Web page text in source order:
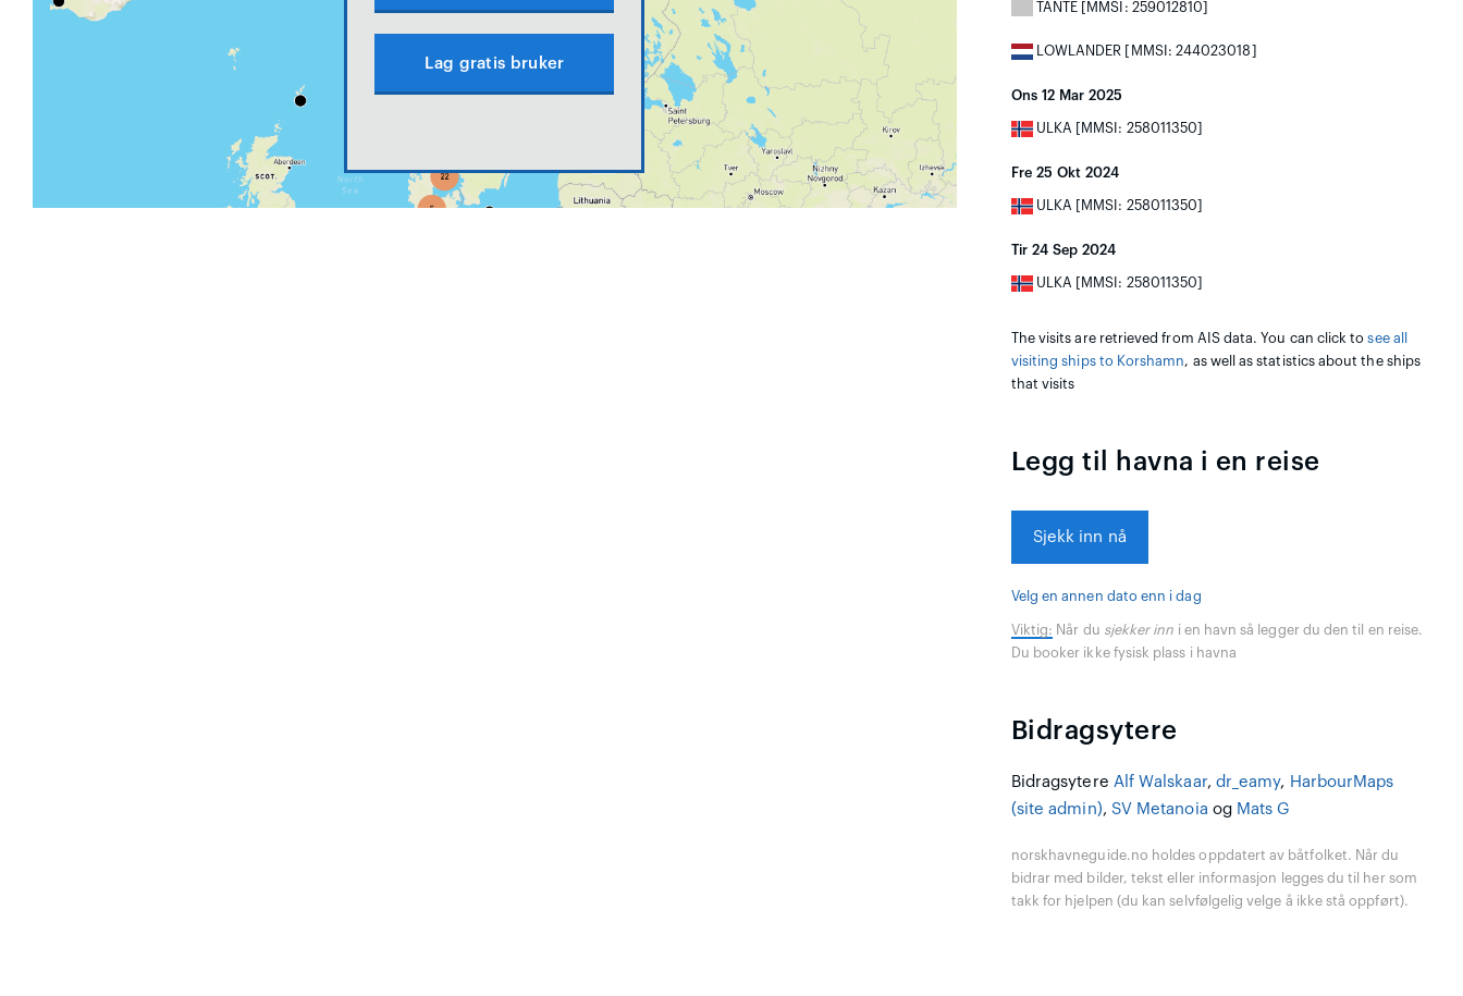
Lag gratis bruker
TANTE [MMSI: 259012810]
LOWLANDER [MMSI: 244023018]
Ons 12 Mar 2025
ULKA [MMSI: 258011350]
Fre 25 Okt 2024
ULKA [MMSI: 258011350]
Tir 24 Sep 2024
ULKA [MMSI: 258011350]
The visits are retrieved from AIS data. You can click tosee all
visiting ships to Korshamn, as well as statistics about the ships
that visits
Legg til havna i en reise
Sjekk inn nå
Velg en annen dato enn i dag
Viktig: Når du sjekker inn i en havn så legger du den til en reise.
Du booker ikke fysisk plass i havna
Bidragsytere
Bidragsytere Alf Walskaar, dr_eamy, HarbourMaps
(site admin), SV Metanoia og Mats G
norskhavneguide.no holdes oppdatert av båtfolket. Når du
bidrar med bilder, tekst eller informasjon legges du til her som
takk for hjelpen (du kan selvfølgelig velge å ikke stå oppført).